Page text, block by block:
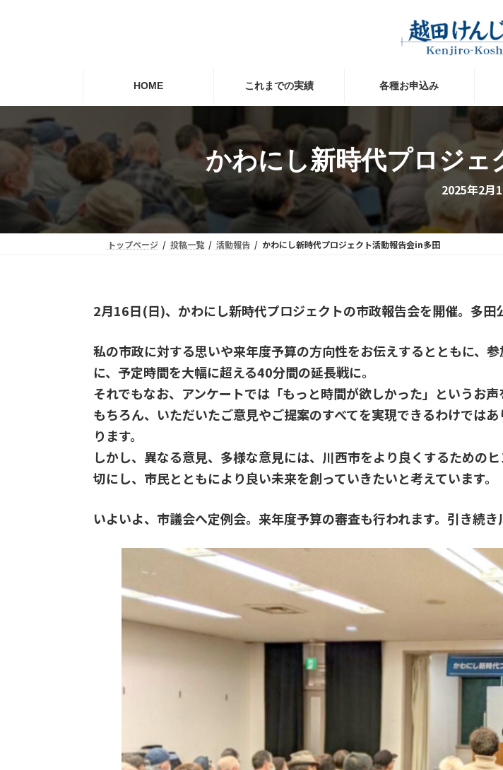
キ
プ
に
動
HOME これまでの実績 各種お申込み
かわにし新時代プロジェ
2025年2月
トップページ 投稿一覧 活動報告 かわにし新時代プロジェクト活動報告会in多田
2月16日(日)、かわにし新時代プロジェクトの市政報告会を開催。多田
私の市政に対する思いや来年度予算の方向性をお伝えするとともに、
に、予定時間を大幅に超える40分間の延長戦に。
それでもなお、アンケートでは「もっと時間が欲しかった」というお
もちろん、いただいたご意見やご提案のすべてを実現できるわけでは
ります。
しかし、異なる意見、多様な意見には、川西市をより良くするための
切にし、市民とともにより良い未来を創っていきたいと考えています。
いよいよ、市議会へ定例会。来年度予算の審査も行われます。引き続き